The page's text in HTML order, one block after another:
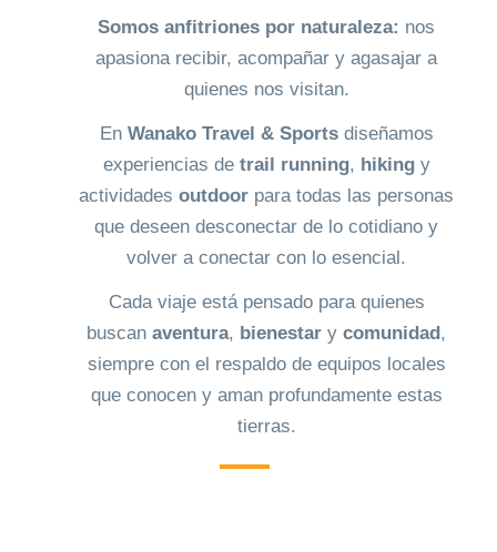
Somos anfitriones por naturaleza: nos
apasiona recibir, acompañar y agasajar a
quienes nos visitan.
En Wanako Travel & Sportsdiseñamos
experiencias de trail running, hikingy
actividades outdoor para todas las personas
que deseen desconectar de lo cotidiano y
volver a conectar con lo esencial.
Cada viaje está pensado para quienes
buscan aventura, bienestar y comunidad,
siempre con el respaldo de equipos locales
que conocen y aman profundamente estas
tierras.